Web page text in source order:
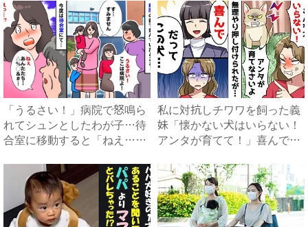
「うるさい！」病院で怒鳴ら
れてシュンとしたわが子…待
合室に移動すると「ねえ…」
私に対抗しチワワを飼った義
妹「懐かない犬はいらない！
アンタが育てて！」喜んで引